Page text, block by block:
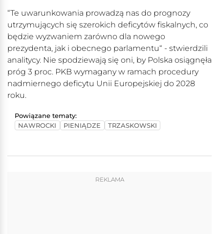
“Te uwarunkowania prowadzą nas do prognozy
utrzymujących się szerokich deficytów fiskalnych, co
będzie wyzwaniem zarówno dla nowego
prezydenta, jak i obecnego parlamentu“ - stwierdzili
analitycy. Nie spodziewają się oni, by Polska osiągnęła
próg 3 proc. PKB wymagany w ramach procedury
nadmiernego deficytu Unii Europejskiej do 2028
roku.
Powiązane tematy:
NAWROCKI
PIENIĄDZE TRZASKOWSKI
REKLAMA